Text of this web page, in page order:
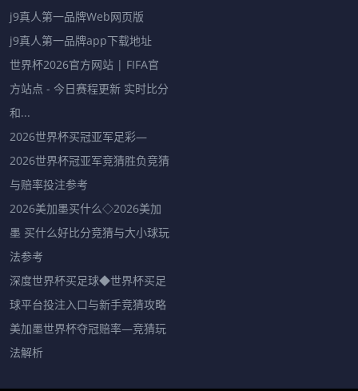
j9真人第一品牌Web网页版
j9真人第一品牌app下载地址
世界杯2026官方网站 | FIFA官
方站点 - 今日赛程更新 实时比分
和...
2026世界杯买冠亚军足彩—
2026世界杯冠亚军竞猜胜负竞猜
与赔率投注参考
2026美加墨买什么◇2026美加
墨 买什么好比分竞猜与大小球玩
法参考
深度世界杯买足球◆世界杯买足
球平台投注入口与新手竞猜攻略
美加墨世界杯夺冠赔率—竞猜玩
法解析